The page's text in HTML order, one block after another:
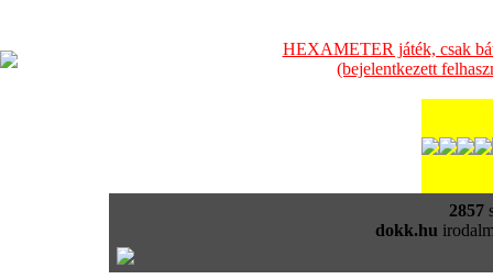
HEXAMETER játék, csak
(bejelentkezett
2857
dokk.hu